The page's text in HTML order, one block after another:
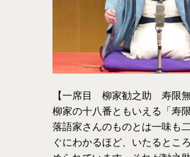
【一席目 柳家勧之助 寿限無
柳家の十八番ともいえる「寿
落語家さんのものとは一味も
ぐにわかるほど、いたるとこ